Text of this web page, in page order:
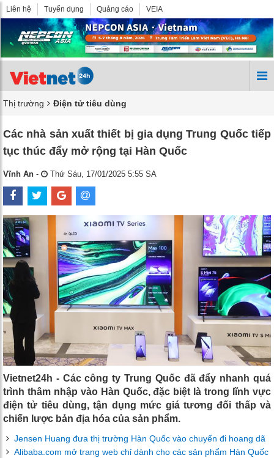
Liên hệ Tuyển dụng Quảng cáo VEIA
Thị trường Điện tử tiêu dùng
Các nhà sản xuất thiết bị gia dụng Trung Quốc tiếp
tục thúc đẩy mở rộng tại Hàn Quốc
Vĩnh An - Thứ Sáu, 17/01/2025 5:55 SA
Vietnet24h - Các công ty Trung Quốc đã đẩy nhanh quá
trình thâm nhập vào Hàn Quốc, đặc biệt là trong lĩnh vực
điện tử tiêu dùng, tận dụng mức giá tương đối thấp và
chiến lược bản địa hóa của sản phẩm.
Jensen Huang đưa thị trường Hàn Quốc vào chuyến đi hoang dã
Alibaba.com mở trang web chỉ dành cho các sản phẩm Hàn Quốc